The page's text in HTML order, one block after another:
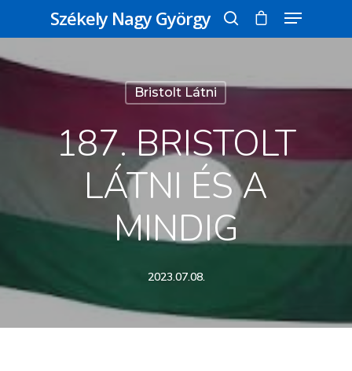
Üss egy entert a kereséshez, vagy nyomd
meg az ESC gombot a bezáráshoz
Székely Nagy György
Bristolt Látni
187. BRISTOLT
LÁTNI ÉS A
MINDIG
2023.07.08.